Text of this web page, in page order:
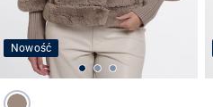
Nowość